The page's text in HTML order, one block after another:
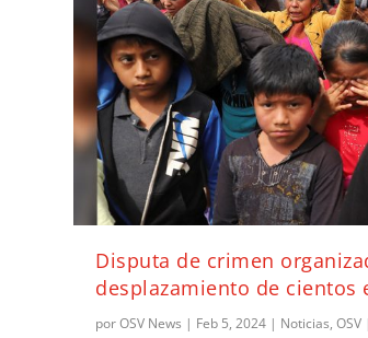
Disputa de crimen
desplazamiento de cientos
porOSV News | Feb 5, 2024 | Noticias,OSV